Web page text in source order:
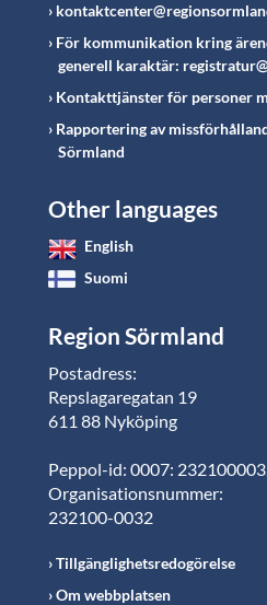
För kommunikation kring
generell karaktär:
Kontakttjänster för personer
Rapportering av
Sörmland
Other languages
English
Suomi
Region Sörmland
Postadress:
Repslagaregatan 19
611 88 Nyköping
Peppol-id: 0007:
Organisationsnummer:
232100-0032
Tillgänglighetsredogörelse
Om webbplatsen